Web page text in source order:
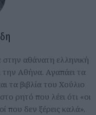
αθάνατη ελληνική
την Αθήνα. Αγαπάει τα
τα βιβλία του Χούλιο
ρητό που λέει ότι «οι
που δεν ξέρεις καλά».